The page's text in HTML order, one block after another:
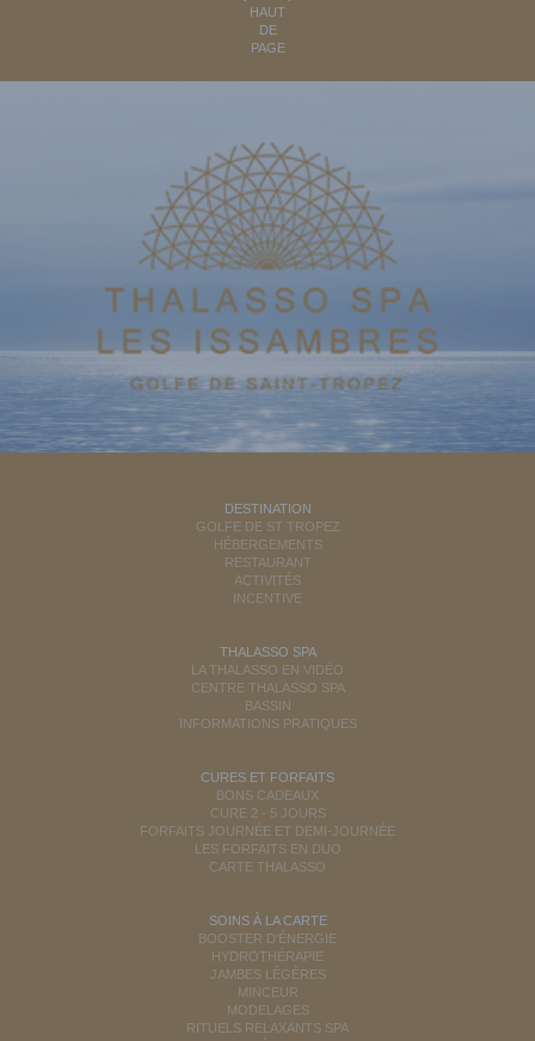
HAUT
DE
PAGE
DESTINATION
GOLFE DE ST TROPEZ
HÉBERGEMENTS
RESTAURANT
ACTIVITÉS
INCENTIVE
THALASSO SPA
LA THALASSO EN VIDÉO
CENTRE THALASSO SPA
BASSIN
INFORMATIONS PRATIQUES
CURES ET FORFAITS
BONS CADEAUX
CURE 2 - 5 JOURS
FORFAITS JOURNÉE ET DEMI-JOURNÉE
LES FORFAITS EN DUO
CARTE THALASSO
SOINS À LA CARTE
BOOSTER D'ÉNERGIE
HYDROTHÉRAPIE
JAMBES LÉGÈRES
MINCEUR
MODELAGES
RITUELS RELAXANTS SPA